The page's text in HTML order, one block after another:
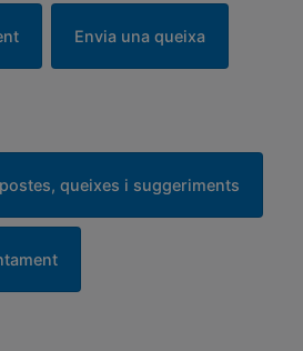
Envia una queixa
queixes i suggeriments